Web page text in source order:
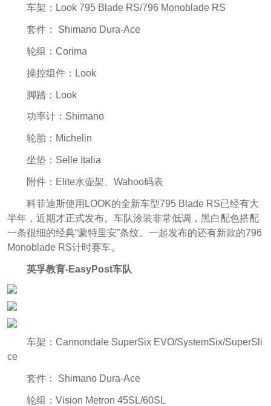
车架：Look 795 Blade RS/796 Monoblade RS
套件： Shimano Dura-Ace
轮组：Corima
操控组件：Look
脚踏：Look
功率计：Shimano
轮胎：Michelin
坐垫：Selle Italia
附件：Elite水壶架、Wahoo码表
科菲迪斯使用LOOK的全新车型795 Blade RS已经有大
半年，近期才正式发布。车队涂装非常低调，黑白配色搭配
一条很细的经典“蒙特里安”条纹。一起发布的还有新款的796
Monoblade RS计时赛车。
英孚教育-EasyPost车队
车架：Cannondale SuperSix EVO/SystemSix/SuperSli
ce
套件： Shimano Dura-Ace
轮组：Vision Metron 45SL/60SL